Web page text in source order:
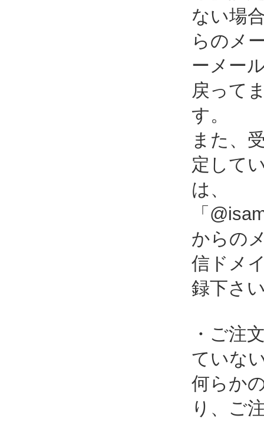
ない場
らのメ
ーメー
戻って
す。
また、
定して
は、
「
からの
信ドメ
録下さ
・ご注
ていな
何らか
り、ご